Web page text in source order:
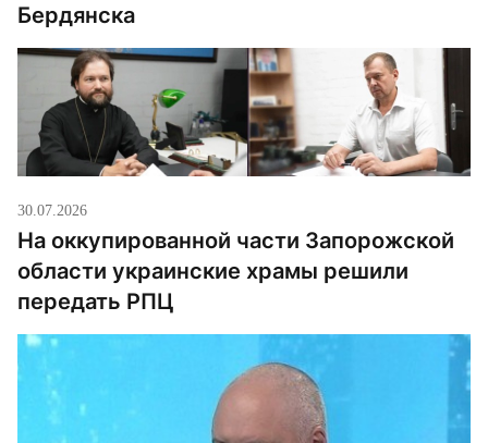
Бердянска
30.07.2026
На оккупированной части Запорожской
области украинские храмы решили
передать РПЦ